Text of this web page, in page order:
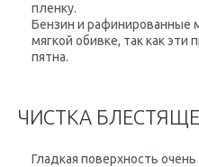
пленку.
Бензин и рафинированные
мягкой обивке, так как
пятна.
ЧИСТКА
Гладкая поверхность